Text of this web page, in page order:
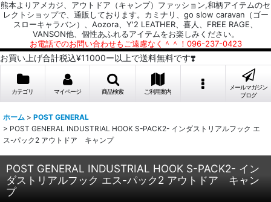
熊本よりアメカジ、アウトドア（キャンプ）ファッション,和柄アイテムのセ
レクトショップで、通販しております。カミナリ、go slow caravan（ゴー
スローキャラバン）、Aozora、Y'2 LEATHER、喜人、FREE RAGE、
VANSON他、個性あふれるアイテムをお楽しみください。
お電話でのお問い合わせもご遠慮なく＾＾！096-237-0423
お買い上げ合計税込¥11000ー以上で送料無料です❣️
カテゴリ マイページ 商品検索 ご利用案内
メールマガジン
ブログ
ホーム > POST GENERAL
> POST GENERAL INDUSTRIAL HOOK S-PACK2- インダストリアルフック エ
ス-パック2 アウトドア キャンプ
POST GENERAL INDUSTRIAL HOOK S-PACK2- イン
ダストリアルフック エス-パック2 アウトドア キャン
プ